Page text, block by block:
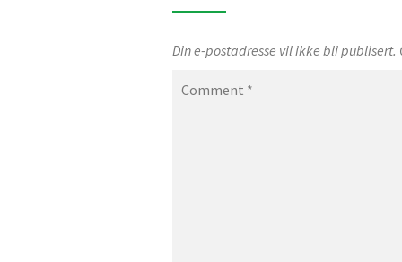
Din e-postadresse vil ikke bli publisert.
Comment *